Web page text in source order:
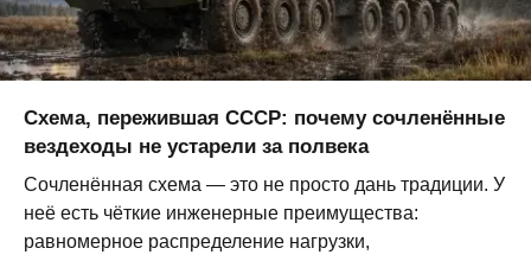
Схема, пережившая СССР: почему сочленённые
вездеходы не устарели за полвека
Сочленённая схема — это не просто дань традиции. У
неё есть чёткие инженерные преимущества:
равномерное распределение нагрузки,